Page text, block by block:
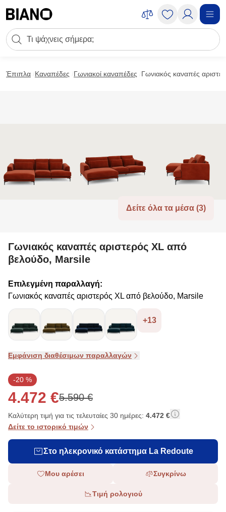
Πεδίο αναζήτησης
Έπιπλα Καναπέδες Γωνιακοί καναπέδες Γωνιακός καναπές
Δείτε όλα τα μέσα (3)
Γωνιακός καναπές αριστερός XL από
βελούδο, Marsile
Επιλεγμένη παραλλαγή:
Γωνιακός καναπές αριστερός XL από βελούδο, Marsile
+13
Εμφάνιση διαθέσιμων παραλλαγών
-20 %
4.472 €5.590 €
Καλύτερη τιμή για τις τελευταίες 30 ημέρες: 4.472 €
Δείτε το ιστορικό τιμών
Στο ηλεκρονικό κατάστημα La Redoute
Μου αρέσει Συγκρίνω
Τιμή ρολογιού